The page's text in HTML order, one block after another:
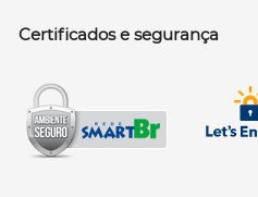
Certificados e segurança